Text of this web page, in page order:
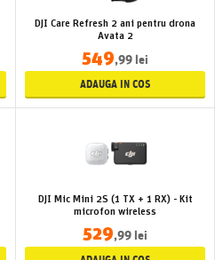
DJI Care Refresh 2 ani pentru drona
Avata 2
549,99 lei
ADAUGA IN COS
DJI Mic Mini 2S (1 TX + 1 RX) - Kit
microfon wireless
529,99 lei